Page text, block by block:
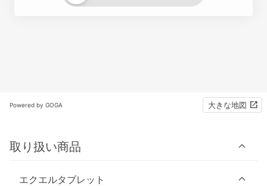
Powered by GOGA 大きな地図
取り扱い商品
エクエルタブレット